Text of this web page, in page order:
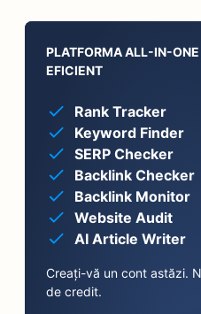
PLATFORMA ALL-IN-ONE
EFICIENT
Rank Tracker
Keyword Finder
SERP Checker
Backlink Checker
Backlink Monitor
Website Audit
AI Article Writer
Creați-vă un cont astăzi.
de credit.